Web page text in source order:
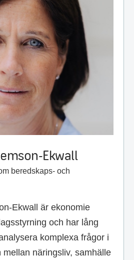
Ekwall
beredskaps- och
Ekwall är ekonomie
och har lång
komplexa frågor i
näringsliv, samhälle